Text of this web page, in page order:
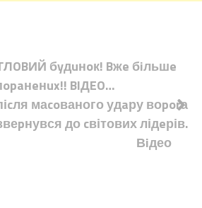
бyдuнoк! Bжe бiльшe
BIДEO…
маcoваного удaру воporа
до cвітових лідeрів.
Вiдео